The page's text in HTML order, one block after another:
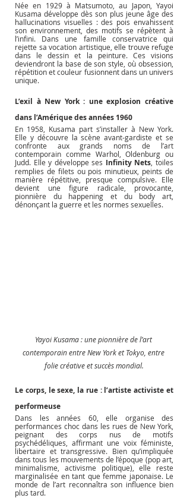
Née en 1929 à Matsumoto, au Japon, Yayoi
Kusama développe dès son plus jeune âge des
hallucinations visuelles : des pois envahissent
son environnement, des motifs se répètent à
l’infini. Dans une famille conservatrice qui
rejette sa vocation artistique, elle trouve refuge
dans le dessin et la peinture. Ces visions
deviendront la base de son style, où obsession,
répétition et couleur fusionnent dans un univers
unique.
L’exil à New York : une explosion créative
dans l’Amérique des années 1960
En 1958, Kusama part s’installer à New York.
Elle y découvre la scène avant-gardiste et se
confronte aux grands noms de l’art
contemporain comme Warhol, Oldenburg ou
Judd. Elle y développe ses Infinity Nets, toiles
remplies de filets ou pois minutieux, peints de
manière répétitive, presque compulsive. Elle
devient une figure radicale, provocante,
pionnière du happening et du body art,
dénonçant la guerre et les normes sexuelles.
Yayoi Kusama : une pionnière de l’art
contemporain entre New York et Tokyo, entre
folie créative et succès mondial.
Le corps, le sexe, la rue : l’artiste activiste et
performeuse
Dans les années 60, elle organise des
performances choc dans les rues de New York,
peignant des corps nus de motifs
psychédéliques, affirmant une voix féministe,
libertaire et transgressive. Bien qu’impliquée
dans tous les mouvements de l’époque (pop art,
minimalisme, activisme politique), elle reste
marginalisée en tant que femme japonaise. Le
monde de l’art reconnaîtra son influence bien
plus tard.